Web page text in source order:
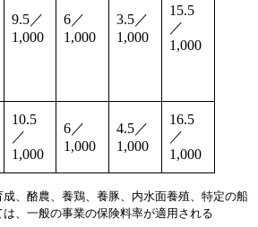
9.5／
1,000
6／
1,000
3.5／
1,000
15.5
／
1,000
10.5
／
1,000
6／
1,000
4.5／
1,000
16.5
／
1,000
、酪農、養鶏、養豚、内水面養殖、特定の船
、一般の事業の保険料率が適用される